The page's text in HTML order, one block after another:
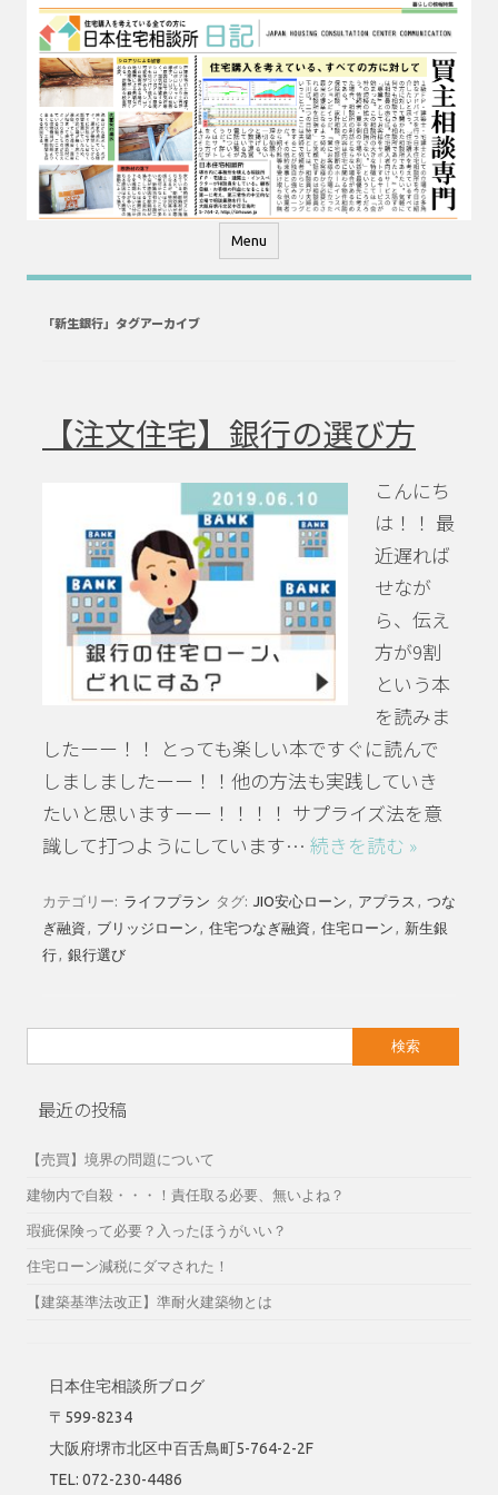
コ
テ
ン
ツ
へ
ス
キ
ッ
プ
Menu
「新生銀行」タグアーカイブ
【注文住宅】銀行の選び方
こんにち
は！！ 最
近遅れば
せなが
ら、伝え
方が9割
という本
を読みま
したーー！！ とっても楽しい本ですぐに読んで
しましましたーー！！他の方法も実践していき
たいと思いますーー！！！！ サプライズ法を意
識して打つようにしています… 続きを読む »
カテゴリー: ライフプラン タグ: JIO安心ローン , アプラス , つな
ぎ融資 , ブリッジローン , 住宅つなぎ融資 , 住宅ローン , 新生銀
行, 銀行選び
索:
最近の投稿
【売買】境界の問題について
建物内で自殺・・・！責任取る必要、無いよね？
瑕疵保険って必要？入ったほうがいい？
住宅ローン減税にダマされた！
【建築基準法改正】準耐火建築物とは
日本住宅相談所ブログ
〒599-8234
大阪府堺市北区中百舌鳥町5-764-2-2F
TEL: 072-230-4486